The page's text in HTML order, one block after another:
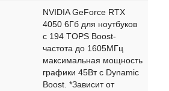
NVIDIA GeForce RTX
4050 6Гб для ноутбуков
с 194 TOPS Boost-
частота до 1605МГц
максимальная мощность
графики 45Вт с Dynamic
Boost. *Зависит от